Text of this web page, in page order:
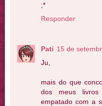
;*
Responder
Pati 15 de
Ju,
mais do que
dos meus
empatado com a